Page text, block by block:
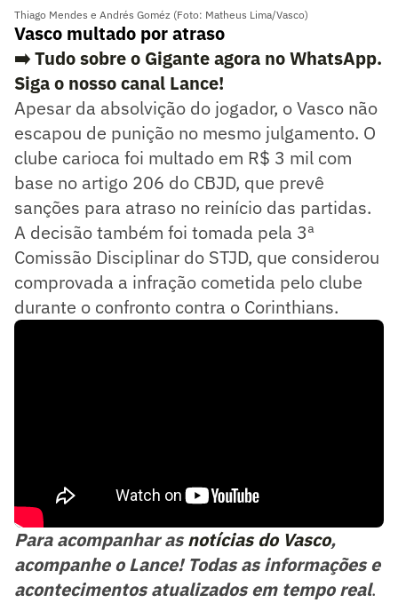
Thiago Mendes e Andrés Goméz (Foto: Matheus Lima/Vasco)
Vasco multado por atraso
➡️ Tudo sobre o Gigante agora no WhatsApp.
Siga o nosso canal Lance!
Apesar da absolvição do jogador, o Vasco não
escapou de punição no mesmo julgamento. O
clube carioca foi multado em R$ 3 mil com
base no artigo 206 do CBJD, que prevê
sanções para atraso no reinício das partidas.
A decisão também foi tomada pela 3ª
Comissão Disciplinar do STJD, que considerou
comprovada a infração cometida pelo clube
durante o confronto contra o Corinthians.
Para acompanhar asnotícias do Vasco,
acompanhe o Lance! Todas as informações e
acontecimentos atualizados em tempo real.